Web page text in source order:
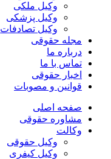
وکیل ملکی
وکیل پزشکی
وکیل تصادفات
مجله حقوقی
درباره ما
تماس با ما
اخبار حقوقی
قوانین و مصوبات
صفحه اصلی
مشاوره حقوقی
وکالت
وکیل حقوقی
وکیل کیفری